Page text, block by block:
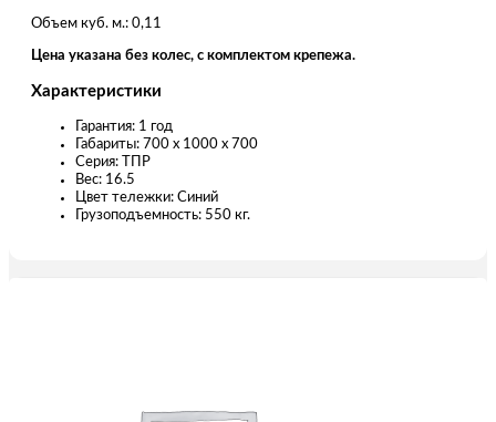
Объем куб. м.: 0,11
Цена указана без колес, с комплектом крепежа.
Характеристики
Гарантия: 1 год
Габариты: 700 х 1000 х 700
Серия: ТПР
Вес: 16.5
Цвет тележки: Синий
Грузоподъемность: 550 кг.